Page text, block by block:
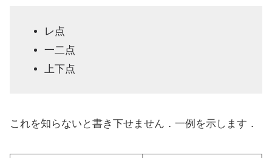
レ点
一二点
上下点
これを知らないと書き下せません．一例を示します．